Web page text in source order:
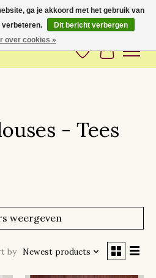
Verlanglijst
- Tees
weergeven
by Newest products
ga je akkoord met het gebruik van
verbeteren.
Dit bericht verbergen
over cookies »